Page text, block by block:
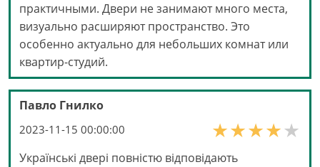
практичными. Двери не занимают много места,
визуально расширяют пространство. Это
особенно актуально для небольших комнат или
квартир-студий.
Павло Гнилко
2023-11-15 00:00:00
Українські двері повністю відповідають